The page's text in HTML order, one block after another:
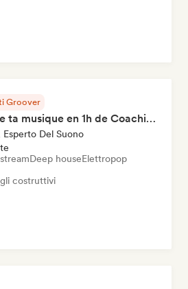
Groover
Améliore ta musique en 1h de Coaching
Del Suono
Deep houseElettropop
costruttivi